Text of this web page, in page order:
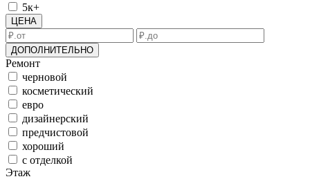
5к+
ЦЕНА
ДОПОЛНИТЕЛЬНО
Ремонт
черновой
косметический
евро
дизайнерский
предчистовой
хороший
с отделкой
Этаж